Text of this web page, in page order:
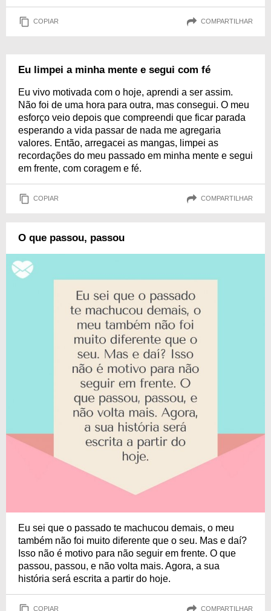
COPIAR COMPARTILHAR
Eu limpei a minha mente e segui com fé
Eu vivo motivada com o hoje, aprendi a ser assim.
Não foi de uma hora para outra, mas consegui. O meu
esforço veio depois que compreendi que ficar parada
esperando a vida passar de nada me agregaria
valores. Então, arregacei as mangas, limpei as
recordações do meu passado em minha mente e segui
em frente, com coragem e fé.
COPIAR COMPARTILHAR
O que passou, passou
Eu sei que o passado te machucou demais, o meu
também não foi muito diferente que o seu. Mas e daí?
Isso não é motivo para não seguir em frente. O que
passou, passou, e não volta mais. Agora, a sua
história será escrita a partir do hoje.
COPIAR COMPARTILHAR